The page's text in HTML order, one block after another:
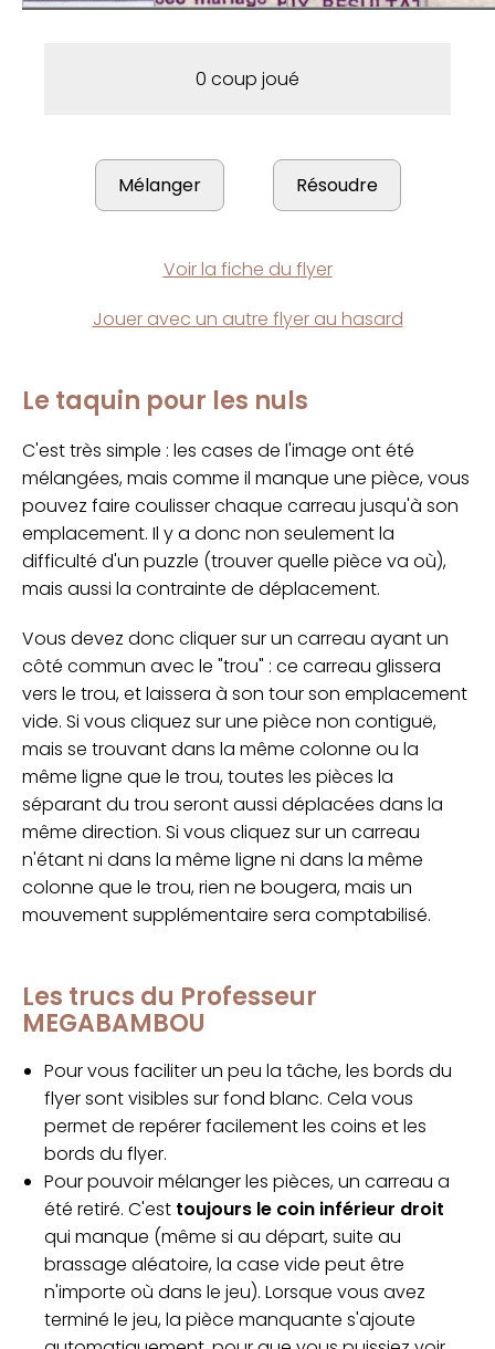
0 coup joué
Voir la fiche du flyer
Jouer avec un autre flyer au hasard
Le taquin pour les nuls
C'est très simple : les cases de l'image ont été
mélangées, mais comme il manque une pièce, vous
pouvez faire coulisser chaque carreau jusqu'à son
emplacement. Il y a donc non seulement la
difficulté d'un puzzle (trouver quelle pièce va où),
mais aussi la contrainte de déplacement.
Vous devez donc cliquer sur un carreau ayant un
côté commun avec le "trou" : ce carreau glissera
vers le trou, et laissera à son tour son emplacement
vide. Si vous cliquez sur une pièce non contiguë,
mais se trouvant dans la même colonne ou la
même ligne que le trou, toutes les pièces la
séparant du trou seront aussi déplacées dans la
même direction. Si vous cliquez sur un carreau
n'étant ni dans la même ligne ni dans la même
colonne que le trou, rien ne bougera, mais un
mouvement supplémentaire sera comptabilisé.
Les trucs du Professeur
MEGABAMBOU
Pour vous faciliter un peu la tâche, les bords du
flyer sont visibles sur fond blanc. Cela vous
permet de repérer facilement les coins et les
bords du flyer.
Pour pouvoir mélanger les pièces, un carreau a
été retiré. C'est toujours le coin inférieur droit
qui manque (même si au départ, suite au
brassage aléatoire, la case vide peut être
n'importe où dans le jeu). Lorsque vous avez
terminé le jeu, la pièce manquante s'ajoute